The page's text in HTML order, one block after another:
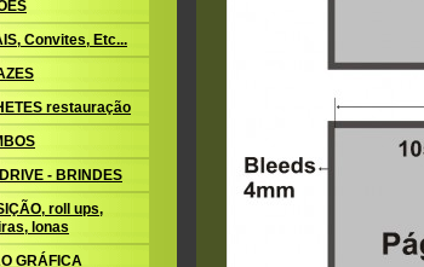
Convites, Etc...
restauração
- BRINDES
roll ups,
lonas
GRÁFICA